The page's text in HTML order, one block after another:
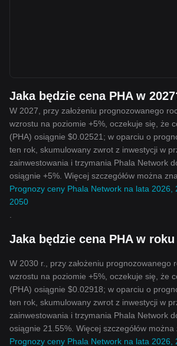
Jaka będzie cena PHA w
W 2027, przy założeniu prognozowanego
wzrostu na poziomie +5%, oczekuje się, że
(PHA) osiągnie $0.02521; w oparciu o
ten rok, skumulowany zwrot z inwestycji w
zainwestowania i trzymania Phala Network
osiągnie +5%. Więcej szczegółów można
Prognozy ceny Phala Network na lata 2026,
2050
Jaka będzie cena PHA w roku
W 2030 r., przy założeniu prognozowanego
wzrostu na poziomie +5%, oczekuje się, że
(PHA) osiągnie $0.02918; w oparciu o
ten rok, skumulowany zwrot z inwestycji w
zainwestowania i trzymania Phala Network
osiągnie 21.55%. Więcej szczegółów można
Prognozy ceny Phala Network na lata 2026,